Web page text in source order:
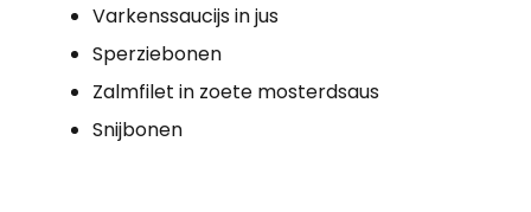
Varkenssaucijs in jus
Sperziebonen
Zalmfilet in zoete mosterdsaus
Snijbonen